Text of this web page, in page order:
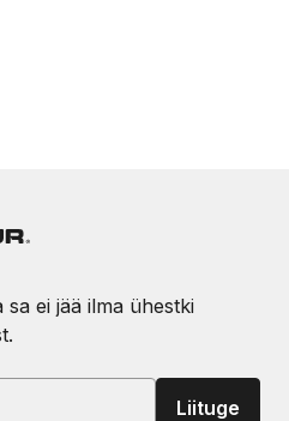
ei jää ilma ühestki
Liituge